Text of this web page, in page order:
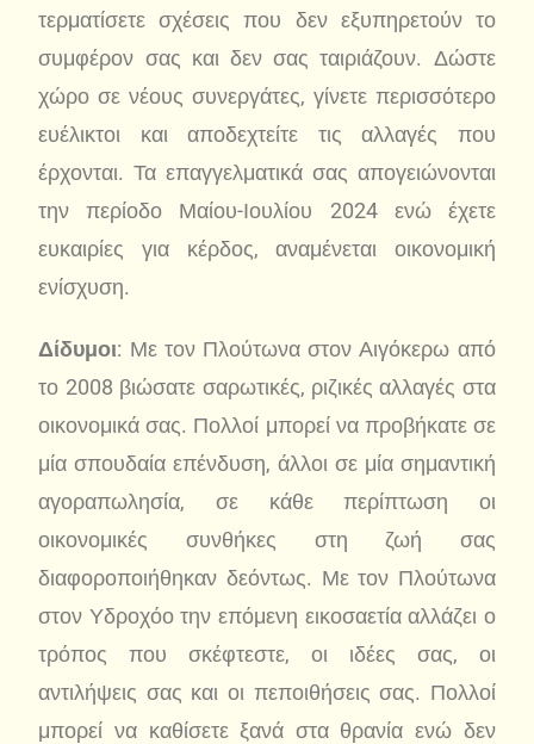
τερματίσετε σχέσεις που δεν εξυπηρετούν το
συμφέρον σας και δεν σας ταιριάζουν. Δώστε
χώρο σε νέους συνεργάτες, γίνετε περισσότερο
ευέλικτοι και αποδεχτείτε τις αλλαγές που
έρχονται. Τα επαγγελματικά σας απογειώνονται
την περίοδο Μαίου-Ιουλίου 2024 ενώ έχετε
ευκαιρίες για κέρδος, αναμένεται οικονομική
ενίσχυση.
Δίδυμοι: Με τον Πλούτωνα στον Αιγόκερω από
το 2008 βιώσατε σαρωτικές, ριζικές αλλαγές στα
οικονομικά σας. Πολλοί μπορεί να προβήκατε σε
μία σπουδαία επένδυση, άλλοι σε μία σημαντική
αγοραπωλησία, σε κάθε περίπτωση οι
οικονομικές συνθήκες στη ζωή σας
διαφοροποιήθηκαν δεόντως. Με τον Πλούτωνα
στον Υδροχόο την επόμενη εικοσαετία αλλάζει ο
τρόπος που σκέφτεστε, οι ιδέες σας, οι
αντιλήψεις σας και οι πεποιθήσεις σας. Πολλοί
μπορεί να καθίσετε ξανά στα θρανία ενώ δεν